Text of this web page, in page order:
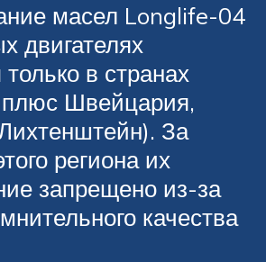
масел Longlife-04
двигателях
в странах
Швейцария,
За
региона их
запрещено из-за
качества